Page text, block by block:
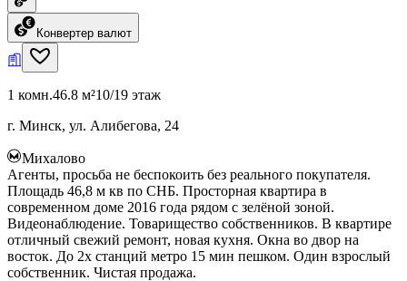
Конвертер валют
1 комн.46.8 м²10/19 этаж
г. Минск, ул. Алибегова, 24
Михалово
Агенты, просьба не беспокоить без реального покупателя.
Площадь 46,8 м кв по СНБ. Просторная квартира в
современном доме 2016 года рядом с зелёной зоной.
Видеонаблюдение. Товарищество собственников. В квартире
отличный свежий ремонт, новая кухня. Окна во двор на
восток. До 2х станций метро 15 мин пешком. Один взрослый
собственник. Чистая продажа.